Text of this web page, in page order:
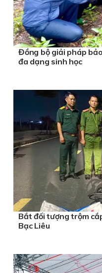
Đồng bộ giải pháp
đa dạng sinh học
Bắt đối tượng trộm
Bạc Liêu